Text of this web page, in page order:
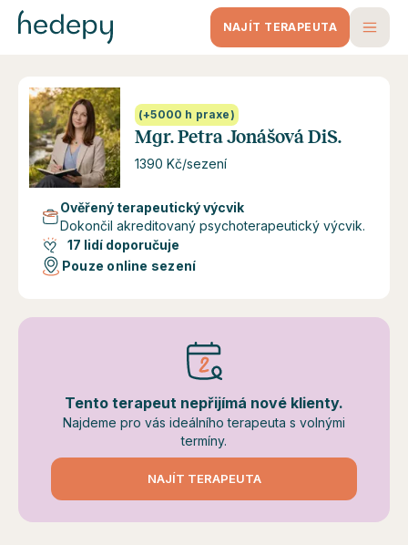
NAJÍT TERAPEUTA
(+5000 h praxe)
Mgr. Petra Jonášová DiS.
1390 Kč/sezení
Ověřený terapeutický výcvik
Dokončil akreditovaný psychoterapeutický výcvik.
17 lidí doporučuje
Pouze online sezení
Tento terapeut nepřijímá nové klienty.
Najdeme pro vás ideálního terapeuta s volnými
termíny.
NAJÍT TERAPEUTA